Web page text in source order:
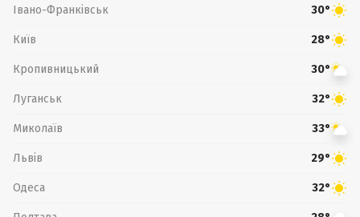
Івано-Франківськ 30°
Київ 28°
Кропивницький 30°
Луганськ 32°
Миколаїв 33°
Львів 29°
Одеса 32°